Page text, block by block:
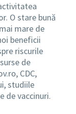
O stare bună
mare de
beneficii
riscurile
de
, CDC,
studiile
de vaccinuri.